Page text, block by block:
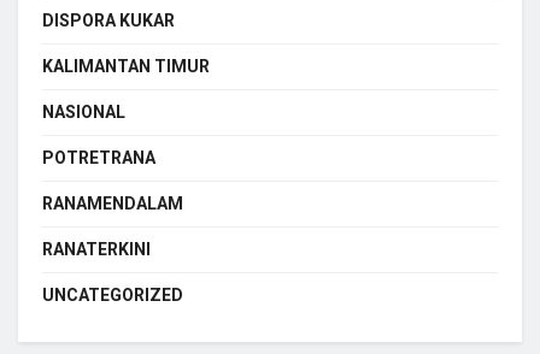
DISPORA KUKAR
KALIMANTAN TIMUR
NASIONAL
POTRETRANA
RANAMENDALAM
RANATERKINI
UNCATEGORIZED